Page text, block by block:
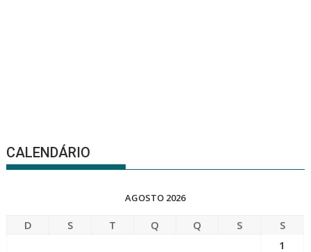
CALENDÁRIO
AGOSTO 2026
D S T Q Q S
S
1